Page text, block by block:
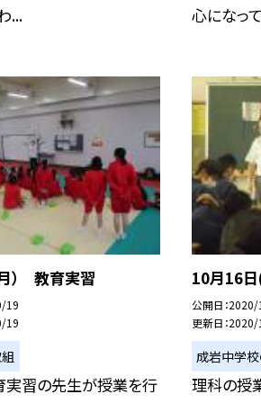
...
心になっ
） 教育実習
19
19
実習の先生が授業を行
10月16
公開日
更新日
成岩中学
理科の授